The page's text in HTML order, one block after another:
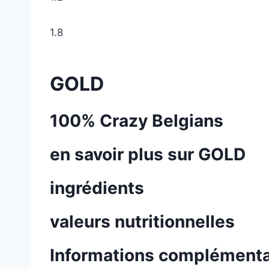
1.8
GOLD
100% Crazy Belgians
en savoir plus sur GOLD
ingrédients
valeurs nutritionnelles
Informations